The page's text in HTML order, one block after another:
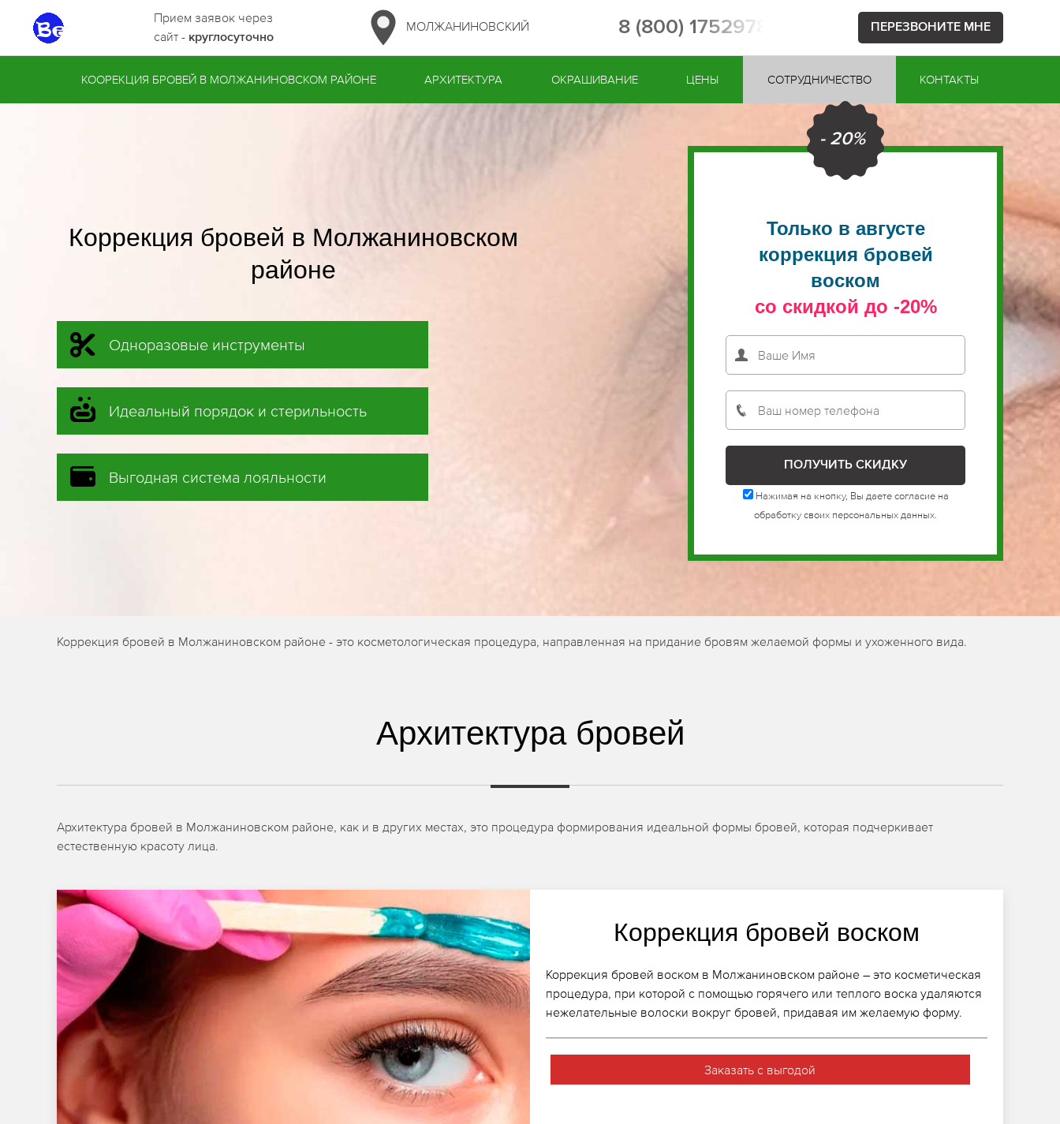
Прием заявок через
сайт - круглосуточно
МОЛЖАНИНОВСКИЙ 8 (800) 1752978 ПЕРЕЗВОНИТЕ МНЕ
КООРЕКЦИЯ БРОВЕЙ В МОЛЖАНИНОВСКОМ РАЙОНЕ АРХИТЕКТУРА ОКРАШИВАНИЕ ЦЕНЫ СОТРУДНИЧЕСТВО КОНТАКТЫ
Коррекция бровей в Молжаниновском
районе
Одноразовые инструменты
Идеальный порядок и стерильность
Выгодная система лояльности
- 20%
Только в августе
коррекция бровей
воском
со скидкой до -20%
Нажимая на кнопку, Вы даете согласие на
обработку своих персональных данных.
Коррекция бровей в Молжаниновском районе - это косметологическая процедура, направленная на придание бровям желаемой формы и ухоженного вида.
Архитектура бровей
Архитектура бровей в Молжаниновском районе, как и в других местах, это процедура формирования идеальной формы бровей, которая подчеркивает
естественную красоту лица.
Коррекция бровей воском
Коррекция бровей воском в Молжаниновском районе – это косметическая
процедура, при которой с помощью горячего или теплого воска удаляются
нежелательные волоски вокруг бровей, придавая им желаемую форму.
Заказать с выгодой